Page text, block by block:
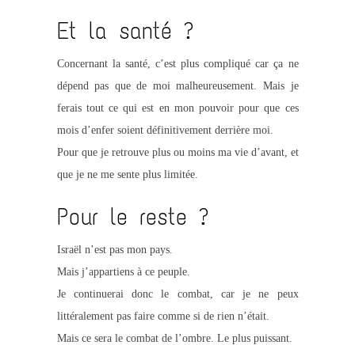
Et la santé ?
Concernant la santé, c’est plus compliqué car ça ne
dépend pas que de moi malheureusement. Mais je
ferais tout ce qui est en mon pouvoir pour que ces
mois d’enfer soient définitivement derrière moi.
Pour que je retrouve plus ou moins ma vie d’avant, et
que je ne me sente plus limitée.
Pour le reste ?
Israël n’est pas mon pays.
Mais j’appartiens à ce peuple.
Je continuerai donc le combat, car je ne peux
littéralement pas faire comme si de rien n’était.
Mais ce sera le combat de l’ombre. Le plus puissant.